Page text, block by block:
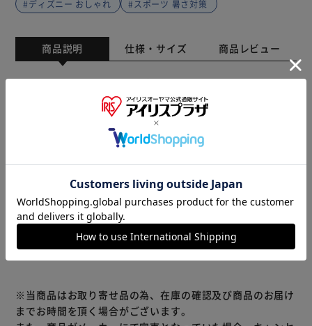
#ディズニー おしゃれ
#スポーツ 暑さ対策
商品説明 仕様・サイズ 商品レビュー
真空ステンレス保冷ケースが付いて、冷たさ長持ち！携帯氷
魔法びん 構造と同じ断熱力で、長く持ち歩け、使いたい時
にさっと使え、結露もしないからカバンの中も安心！
氷のうはシリコーン製で肌あたりがよく、スポーツ後のアイ
シングや、暑さ対策におすすめ！
シリコーンケースにお水を入れ、横向きに置き冷凍。
お急ぎの場合は、氷と水を入れてお使い頂けます。
※中の水は飲まないでください。
※掲載画像はあくまでイメージです。実際の商品とは色、柄
等が異なる場合がございます。何卒ご了承ください。
る場合がございます。予めご了承ください。
もっと見る
※製品は予告なく仕様を変更する場合がございます。あらか
じめご了承ください。
※当商品はお取り寄せ品の為、在庫の確認及び商品のお届け
までお時間を頂く場合がございます。